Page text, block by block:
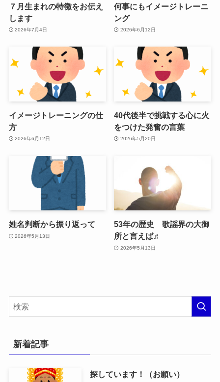
７月生まれの特徴をお伝え
します
2026年7月4日
何事にもイメージトレーニ
ング
2026年6月12日
イメージトレーニングの仕
方
2026年6月12日
40代後半で挑戦する心に火
をつけた発奮の言葉
2026年5月20日
姓名判断から振り返って
2026年5月13日
53年の歴史 歌謡界の大御
所と言えば♬
2026年5月13日
新着記事
探しています！（お願い）